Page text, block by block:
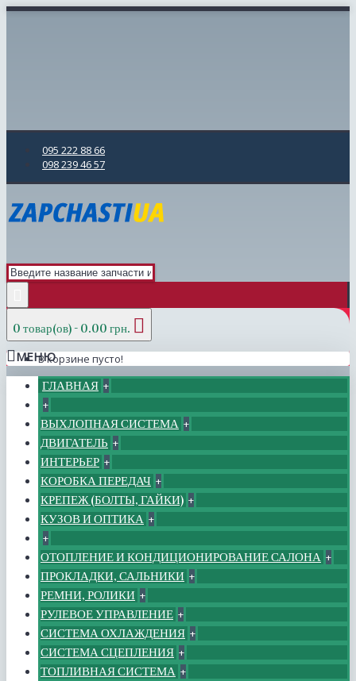
095 222 88 66
098 239 46 57
0 товар(ов) - 0.00 грн.
В корзине пусто!
МЕНЮ
ГЛАВНАЯ +
+
ВЫХЛОПНАЯ СИСТЕМА +
ДВИГАТЕЛЬ +
ИНТЕРЬЕР +
КОРОБКА ПЕРЕДАЧ +
КРЕПЕЖ (БОЛТЫ, ГАЙКИ) +
КУЗОВ И ОПТИКА +
+
ОТОПЛЕНИЕ И КОНДИЦИОНИРОВАНИЕ САЛОНА +
ПРОКЛАДКИ, САЛЬНИКИ +
РЕМНИ, РОЛИКИ +
РУЛЕВОЕ УПРАВЛЕНИЕ +
СИСТЕМА ОХЛАЖДЕНИЯ +
СИСТЕМА СЦЕПЛЕНИЯ +
ТОПЛИВНАЯ СИСТЕМА +